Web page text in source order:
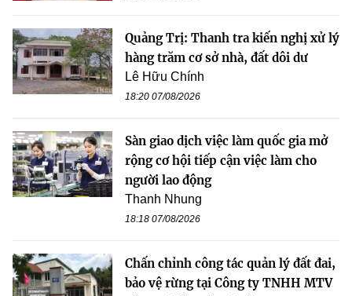
Quảng Trị: Thanh tra kiến nghị xử lý
hàng trăm cơ sở nhà, đất dôi dư
Lê Hữu Chính
18:20 07/08/2026
Sàn giao dịch việc làm quốc gia mở
rộng cơ hội tiếp cận việc làm cho
người lao động
Thanh Nhung
18:18 07/08/2026
Chấn chỉnh công tác quản lý đất đai,
bảo vệ rừng tại Công ty TNHH MTV